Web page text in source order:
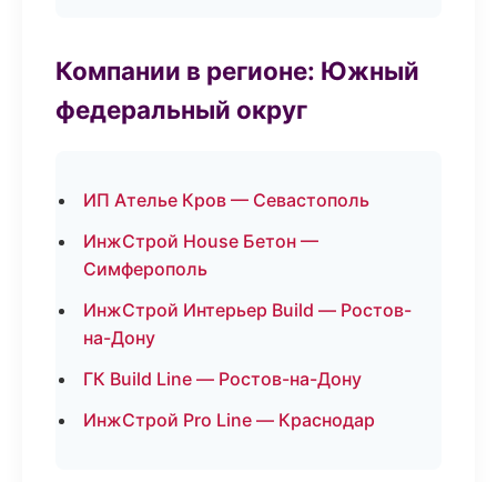
Компании в регионе: Южный
федеральный округ
ИП Ателье Кров — Севастополь
ИнжСтрой House Бетон —
Симферополь
ИнжСтрой Интерьер Build — Ростов-
на-Дону
ГК Build Line — Ростов-на-Дону
ИнжСтрой Pro Line — Краснодар